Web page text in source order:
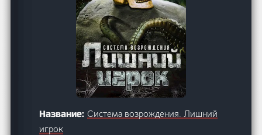
Название:Система возрождения. Лишний
игрок